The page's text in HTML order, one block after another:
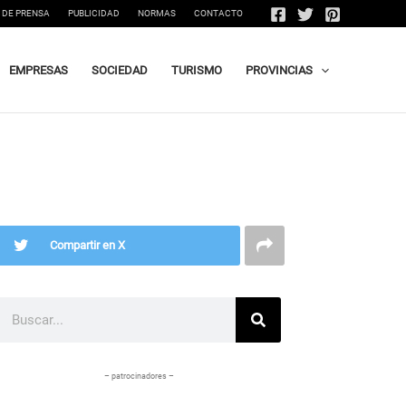
PRENSA PUBLICIDAD NORMAS CONTACTO
EMPRESAS SOCIEDAD TURISMO PROVINCIAS
Compartir en X
– patrocinadores –